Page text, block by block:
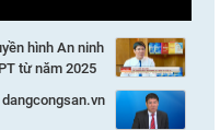
hình An ninh
từ năm 2025